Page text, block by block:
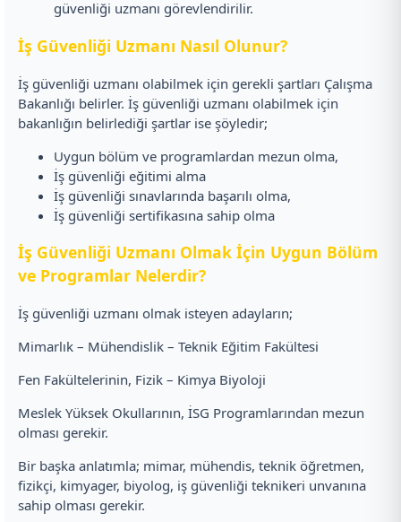
güvenliği uzmanı görevlendirilir.
İş Güvenliği Uzmanı Nasıl Olunur?
İş güvenliği uzmanı olabilmek için gerekli şartları Çalışma
Bakanlığı belirler. İş güvenliği uzmanı olabilmek için
bakanlığın belirlediği şartlar ise şöyledir;
Uygun bölüm ve programlardan mezun olma,
İş güvenliği eğitimi alma
İş güvenliği sınavlarında başarılı olma,
İş güvenliği sertifikasına sahip olma
İş Güvenliği Uzmanı Olmak İçin Uygun Bölüm
ve Programlar Nelerdir?
İş güvenliği uzmanı olmak isteyen adayların;
Mimarlık – Mühendislik – Teknik Eğitim Fakültesi
Fen Fakültelerinin, Fizik – Kimya Biyoloji
Meslek Yüksek Okullarının, İSG Programlarından mezun
olması gerekir.
Bir başka anlatımla; mimar, mühendis, teknik öğretmen,
fizikçi, kimyager, biyolog, iş güvenliği teknikeri unvanına
sahip olması gerekir.